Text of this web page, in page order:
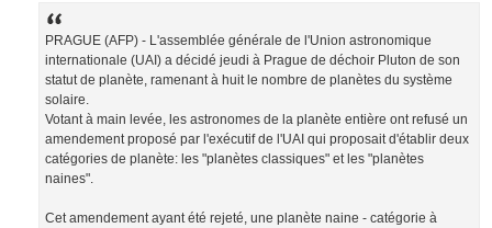
PRAGUE (AFP) - L'assemblée générale de l'Union astronomique
internationale (UAI) a décidé jeudi à Prague de déchoir Pluton de son
statut de planète, ramenant à huit le nombre de planètes du système
solaire.
Votant à main levée, les astronomes de la planète entière ont refusé un
amendement proposé par l'exécutif de l'UAI qui proposait d'établir deux
catégories de planète: les "planètes classiques" et les "planètes
naines".
Cet amendement ayant été rejeté, une planète naine - catégorie à